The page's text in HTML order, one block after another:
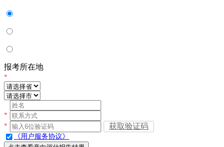
报考所在地
*
*
*
获取验证码
《用户服务协议》